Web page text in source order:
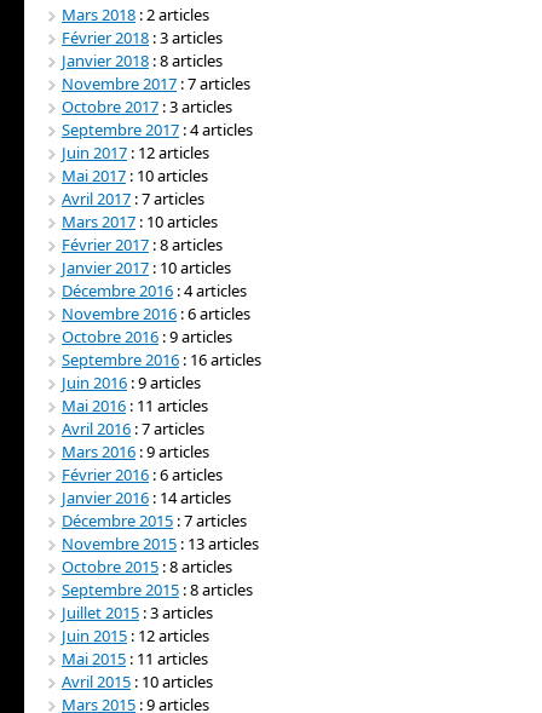
Mars 2018 : 2 articles
Février 2018 : 3 articles
Janvier 2018 : 8 articles
Novembre 2017 : 7 articles
Octobre 2017 : 3 articles
Septembre 2017 : 4 articles
Juin 2017 : 12 articles
Mai 2017 : 10 articles
Avril 2017 : 7 articles
Mars 2017 : 10 articles
Février 2017 : 8 articles
Janvier 2017 : 10 articles
Décembre 2016 : 4 articles
Novembre 2016 : 6 articles
Octobre 2016 : 9 articles
Septembre 2016 : 16 articles
Juin 2016 : 9 articles
Mai 2016 : 11 articles
Avril 2016 : 7 articles
Mars 2016 : 9 articles
Février 2016 : 6 articles
Janvier 2016 : 14 articles
Décembre 2015 : 7 articles
Novembre 2015 : 13 articles
Octobre 2015 : 8 articles
Septembre 2015 : 8 articles
Juillet 2015 : 3 articles
Juin 2015 : 12 articles
Mai 2015 : 11 articles
Avril 2015 : 10 articles
Mars 2015 : 9 articles